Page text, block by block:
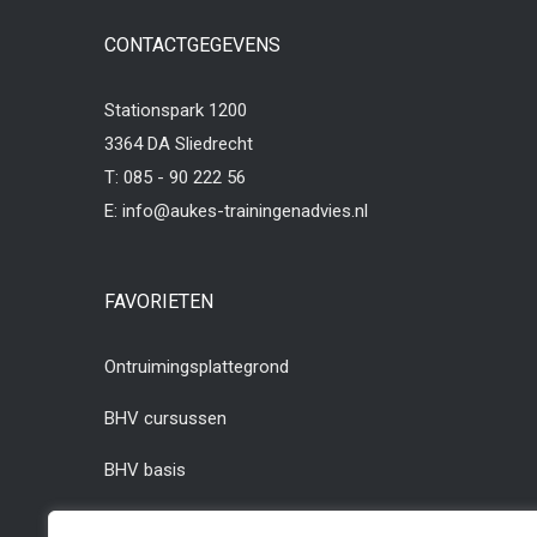
CONTACTGEGEVENS
Stationspark 1200
3364 DA Sliedrecht
T: 085 - 90 222 56
E: info@aukes-trainingenadvies.nl
FAVORIETEN
Ontruimingsplattegrond
BHV cursussen
BHV basis